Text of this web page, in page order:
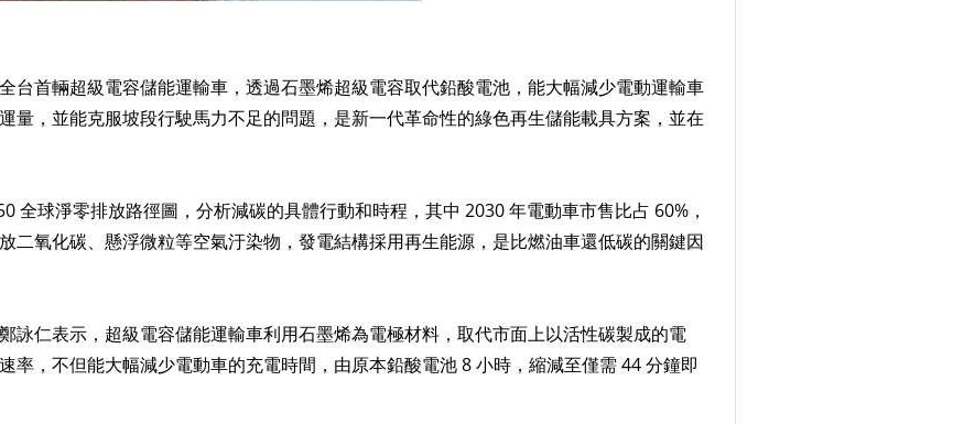
台首輛超級電容儲能運輸車，透過石墨烯超級電容取代鉛酸電池，能大幅減少電動運輸車
量，並能克服坡段行駛馬力不足的問題，是新一代革命性的綠色再生儲能載具方案，並在
全球淨零排放路徑圖，分析減碳的具體行動和時程，其中 2030 年電動車市售比占 60%，
二氧化碳、懸浮微粒等空氣汙染物，發電結構採用再生能源，是比燃油車還低碳的關鍵因
詠仁表示，超級電容儲能運輸車利用石墨烯為電極材料，取代市面上以活性碳製成的電
率，不但能大幅減少電動車的充電時間，由原本鉛酸電池 8 小時，縮減至僅需 44 分鐘即